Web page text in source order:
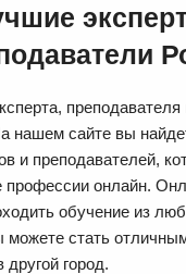
преподавателя
нашем сайте вы
и преподавателей,
профессии онлайн.
обучение из
можете стать
другой город.